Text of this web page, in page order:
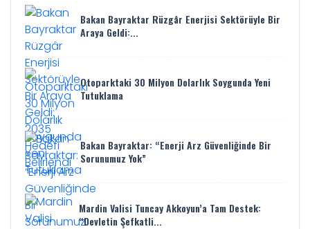
Bakan Bayraktar Rüzgâr Enerjisi Sektörüyle Bir
Araya Geldi:...
Otoparktaki 30 Milyon Dolarlık Soygunda Yeni
Tutuklama
Bakan Bayraktar: “Enerji Arz Güvenliğinde Bir
Sorunumuz Yok”
Mardin Valisi Tuncay Akkoyun’a Tam Destek:
“Devletin Şefkatli...